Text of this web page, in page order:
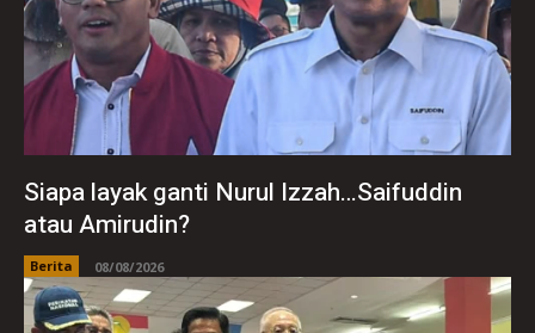
Siapa layak ganti Nurul Izzah…Saifuddin
atau Amirudin?
Berita 08/08/2026